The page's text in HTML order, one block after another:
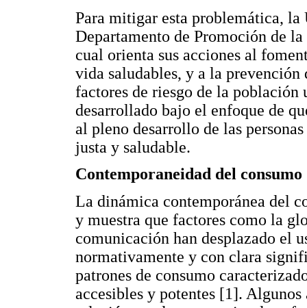
Para mitigar esta problemática,
Departamento de Promoción de
cual orienta sus acciones al
vida saludables, y a la
factores de riesgo de la población
desarrollado bajo el enfoque de
al pleno desarrollo de las
justa y saludable.
Contemporaneidad del consumo
La dinámica contemporánea del
y muestra que factores como la
comunicación han desplazado el
normativamente y con clara
patrones de consumo
accesibles y potentes [1].